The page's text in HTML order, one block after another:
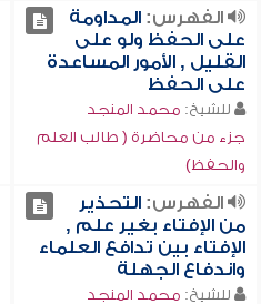
الفهرس:المداومة
على الحفظ ولو على
القليل , الأمور المساعدة
على الحفظ
للشيخ: محمد المنجد
جزء من محاضرة ( طالب العلم
والحفظ)
الفهرس:التحذير
من الإفتاء بغير علم ,
الإفتاء بين تدافع العلماء
واندفاع الجهلة
للشيخ: محمد المنجد